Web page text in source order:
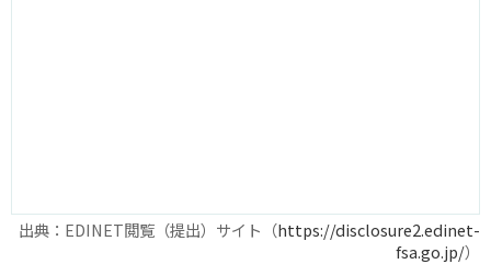
出典：EDINET閲覧（提出）サイト（https://disclosure2.edinet-
fsa.go.jp/）